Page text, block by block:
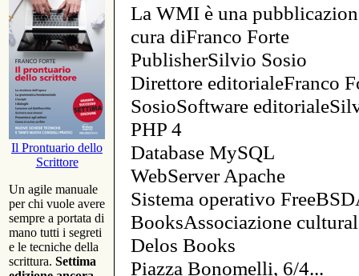
Il Prontuario dello
Scrittore
Un agile manuale
per chi vuole avere
sempre a portata di
mano tutti i segreti
e le tecniche della
scrittura. Settima
La WMI è una
cura diFranco Forte
PublisherSilvio Sosio
Direttore editorialeFranco
SosioSoftware
PHP 4
Database MySQL
WebServer Apache
Sistema operativo
BooksAssociazione
Delos Books
Piazza Bonomelli, 6/4...